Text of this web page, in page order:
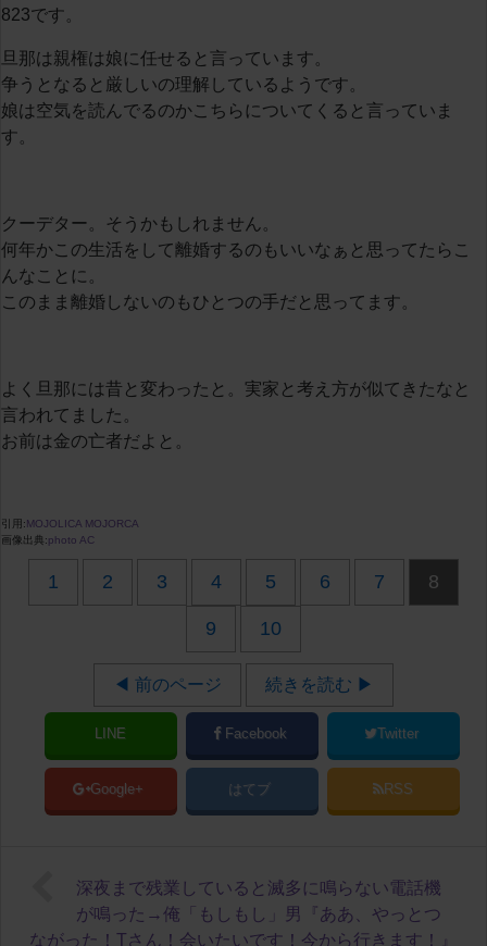
823です。
旦那は親権は娘に任せると言っています。
争うとなると厳しいの理解しているようです。
娘は空気を読んでるのかこちらについてくると言っていま
す。
クーデター。そうかもしれません。
何年かこの生活をして離婚するのもいいなぁと思ってたらこ
んなことに。
このまま離婚しないのもひとつの手だと思ってます。
よく旦那には昔と変わったと。実家と考え方が似てきたなと
言われてました。
お前は金の亡者だよと。
引用:MOJOLICA MOJORCA
画像出典:photo AC
1 2 3 4 5 6 7 8
9 10
◀ 前のページ 続きを読む ▶
LINE Facebook Twitter
Google+ はてブ RSS
深夜まで残業していると滅多に鳴らない電話機
が鳴った→俺「もしもし」男『ああ、やっとつ
ながった！Tさん！会いたいです！今から行きます！』